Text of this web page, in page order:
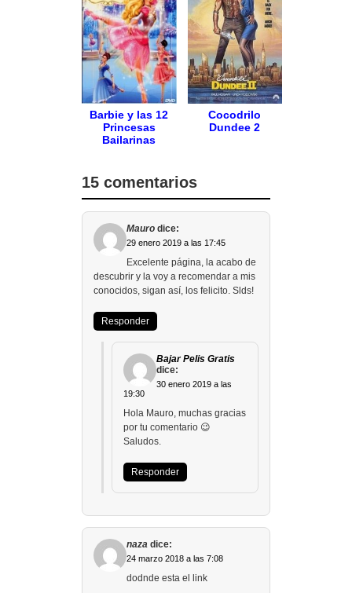
Barbie y las 12
Princesas
Bailarinas
Cocodrilo
Dundee 2
15 comentarios
Mauro dice:
29 enero 2019 a las 17:45
Excelente página, la acabo de
descubrir y la voy a recomendar a mis
conocidos, sigan así, los felicito. Slds!
Responder
Bajar Pelis Gratis
dice:
30 enero 2019 a las
19:30
Hola Mauro, muchas gracias
por tu comentario 😉
Saludos.
Responder
naza dice:
24 marzo 2018 a las 7:08
dodnde esta el link